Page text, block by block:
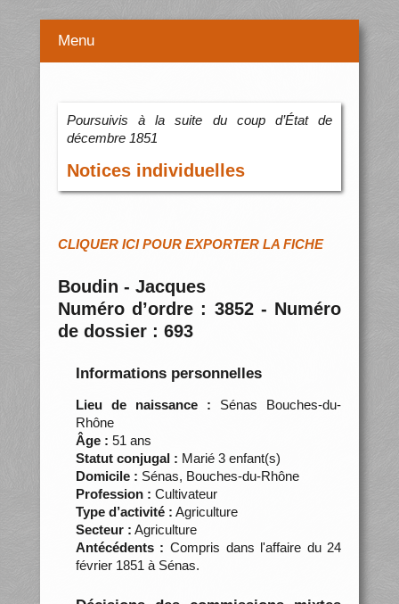
Menu
Poursuivis à la suite du coup d’État de
décembre 1851
Notices individuelles
CLIQUER ICI POUR EXPORTER LA FICHE
Boudin - Jacques
Numéro d’ordre : 3852 - Numéro
de dossier : 693
Informations personnelles
Lieu de naissance : Sénas Bouches-du-
Rhône
Âge : 51 ans
Statut conjugal : Marié 3 enfant(s)
Domicile : Sénas, Bouches-du-Rhône
Profession : Cultivateur
Type d’activité : Agriculture
Secteur : Agriculture
Antécédents : Compris dans l'affaire du 24
février 1851 à Sénas.